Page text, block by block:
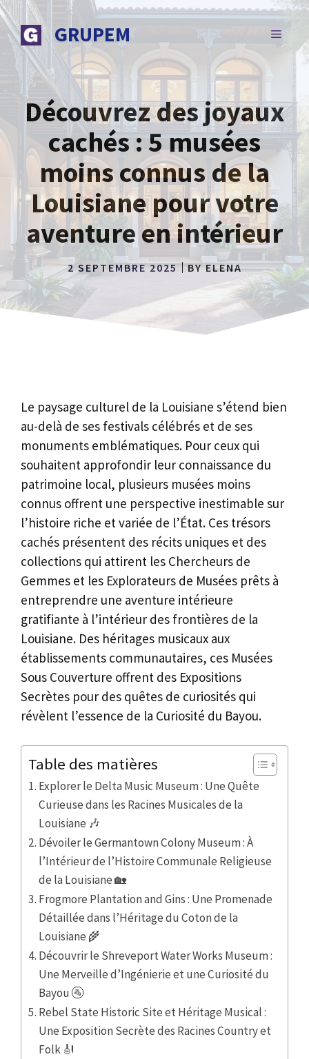
Aller
au
contenu
GRUPEM MENU
Découvrez des joyaux
cachés : 5 musées
moins connus de la
Louisiane pour votre
aventure en intérieur
2 SEPTEMBRE 2025 BYELENA
Le paysage culturel de la Louisiane s’étend bien
au-delà de ses festivals célébrés et de ses
monuments emblématiques. Pour ceux qui
souhaitent approfondir leur connaissance du
patrimoine local, plusieurs musées moins
connus offrent une perspective inestimable sur
l’histoire riche et variée de l’État. Ces trésors
cachés présentent des récits uniques et des
collections qui attirent les Chercheurs de
Gemmes et les Explorateurs de Musées prêts à
entreprendre une aventure intérieure
gratifiante à l’intérieur des frontières de la
Louisiane. Des héritages musicaux aux
établissements communautaires, ces Musées
Sous Couverture offrent des Expositions
Secrètes pour des quêtes de curiosités qui
révèlent l’essence de la Curiosité du Bayou.
Table des matières
Explorer le Delta Music Museum : Une Quête
Curieuse dans les Racines Musicales de la
Louisiane 🎶
Dévoiler le Germantown Colony Museum : À
l’Intérieur de l’Histoire Communale Religieuse
de la Louisiane 🏡
Frogmore Plantation and Gins : Une Promenade
Détaillée dans l’Héritage du Coton de la
Louisiane 🌾
Découvrir le Shreveport Water Works Museum :
Une Merveille d’Ingénierie et une Curiosité du
Bayou 🚰
Rebel State Historic Site et Héritage Musical :
Une Exposition Secrète des Racines Country et
Folk 🎻